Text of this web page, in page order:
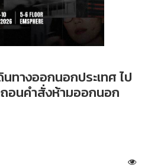
ทางออกนอกประเทศ ไป
อนคำสั่งห้ามออกนอก